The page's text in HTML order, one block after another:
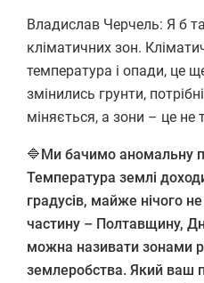
Владислав Черчель: Я б
кліматичних зон.
температура і опади, це
змінились грунти,
міняється, а зони – це не
🔷Ми бачимо аномальну
Температура землі
градусів, майже нічого
частину – Полтавщину,
можна називати зонами
землеробства. Який ваш